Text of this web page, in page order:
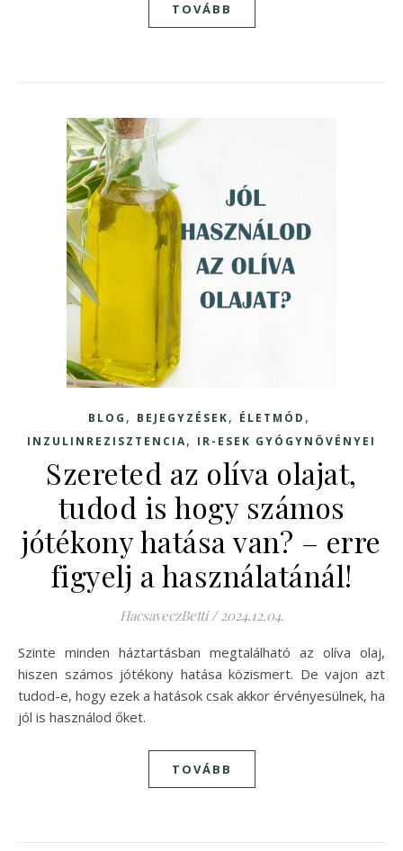
TOVÁBB
BLOG , BEJEGYZÉSEK, ÉLETMÓD ,
INZULINREZISZTENCIA, IR-ESEK GYÓGYNÖVÉNYEI
Szereted az olíva olajat,
tudod is hogy számos
jótékony hatása van? – erre
figyelj a használatánál!
HacsaveczBetti / 2024.12.04.
Szinte minden háztartásban megtalálható az olíva olaj,
hiszen számos jótékony hatása közismert. De vajon azt
tudod-e, hogy ezek a hatások csak akkor érvényesülnek, ha
jól is használod őket.
TOVÁBB